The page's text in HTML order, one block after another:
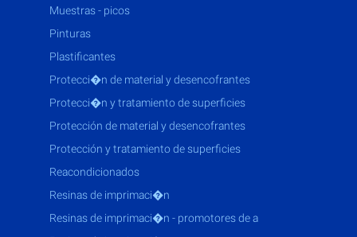
muestras - picos
pinturas
plastificantes
protecci�n de material y desencofrantes
protecci�n y tratamiento de superficies
protección de material y desencofrantes
protección y tratamiento de superficies
reacondicionados
resinas de imprimaci�n
resinas de imprimaci�n - promotores de a